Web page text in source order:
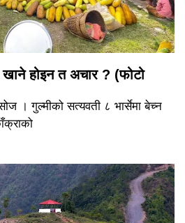
होइन त अचार ? (फोटो
। गुल्मीको सत्यवती ८ भार्सेमा बेच्न